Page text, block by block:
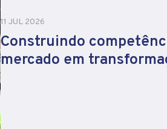
11 JUL 2026
Construindo
mercado em